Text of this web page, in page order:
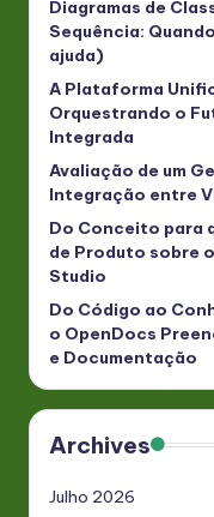
Diagramas de
Sequência:
ajuda)
A Plataforma
Orquestrando o
Integrada
Avaliação de um
Integração entre
Do Conceito para
de Produto sobre
Studio
Do Código ao
o OpenDocs
e Documentação
Archives
Julho 2026